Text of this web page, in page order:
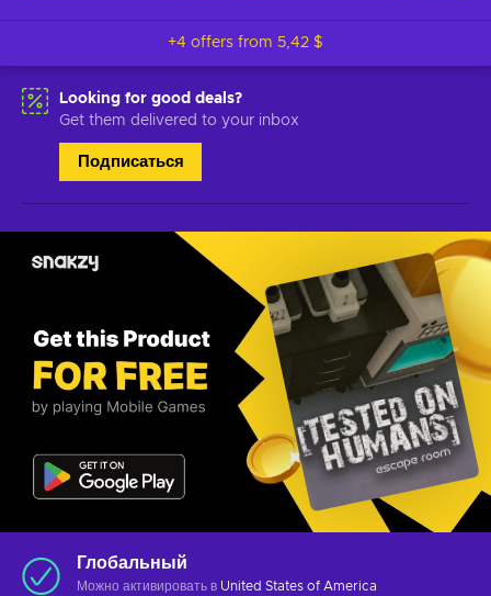
+4 offers from 5,42 $
Looking for good deals?
Get them delivered to your inbox
Подписаться
Глобальный
Можно активировать в United States of America